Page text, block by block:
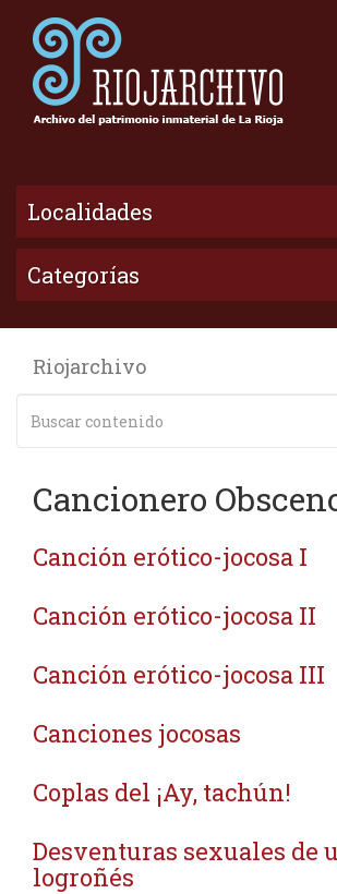
Localidades
Categorías
Riojarchivo
Cancionero
Canción erótico-jocosa I
Canción erótico-jocosa II
Canción erótico-jocosa III
Canciones jocosas
Coplas del ¡Ay, tachún!
Desventuras sexuales de
logroñés